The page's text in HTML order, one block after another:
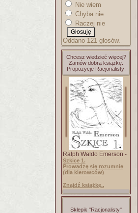
Nie wiem
Chyba nie
Raczej nie
Oddano 121 głosów.
Chcesz wiedzieć więcej?
Zamów dobrą książkę.
Propozycje Racjonalisty:
Ralph Waldo Emerson -
Szkice 1.
Prowadzę się rozumnie
(dla kierowców)
Znajdź książkę..
Sklepik "Racjonalisty"